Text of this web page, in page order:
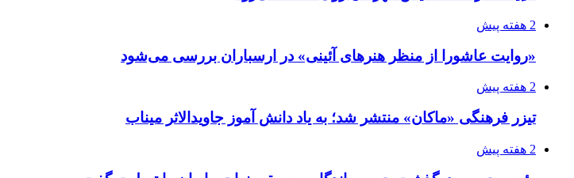
2 هفته پیش
«روایت عاشورا از منظر هنرهای آئینی» در ارسباران بررسی می‌شود
2 هفته پیش
تیزر فرهنگی «ماکان» منتشر شد؛ به یاد دانش آموز جاویدالاثر میناب
2 هفته پیش